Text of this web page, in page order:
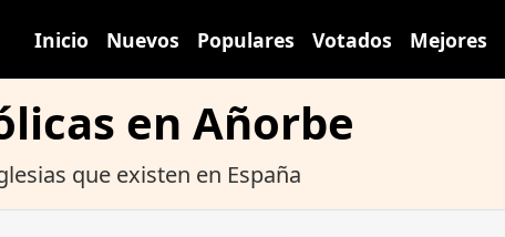
Inicio Nuevos Populares Votados Mejores
en Añorbe
que existen en España